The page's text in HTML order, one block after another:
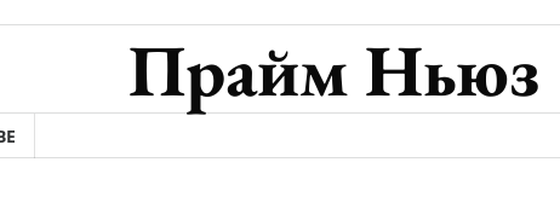
Прайм Ньюз